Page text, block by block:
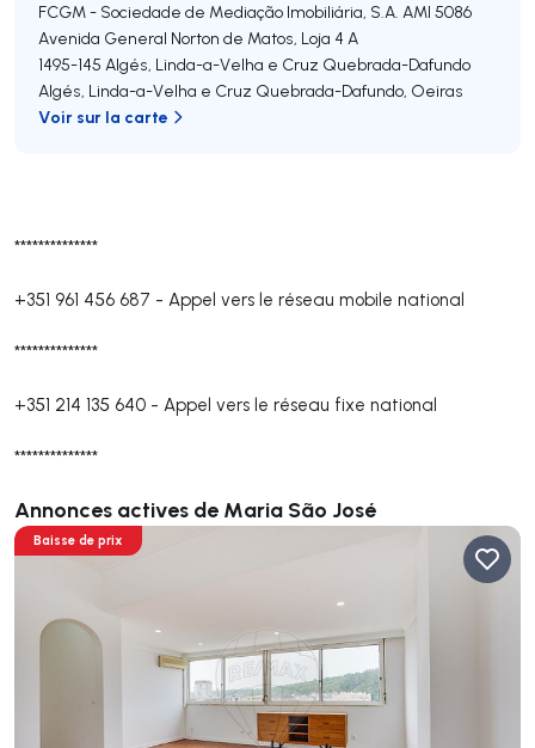
**************
+351 961 456 687 - Appel vers le réseau mobile national
**************
+351 214 135 640 - Appel vers le réseau fixe national
**************
Annonces actives de Maria São José
Baisse de prix
FCGM - Sociedade de Mediação Imobiliária, S.A. AMI 5086
Avenida General Norton de Matos, Loja 4 A
1495-145 Algés, Linda-a-Velha e Cruz Quebrada-Dafundo
Algés, Linda-a-Velha e Cruz Quebrada-Dafundo, Oeiras
Voir sur la carte